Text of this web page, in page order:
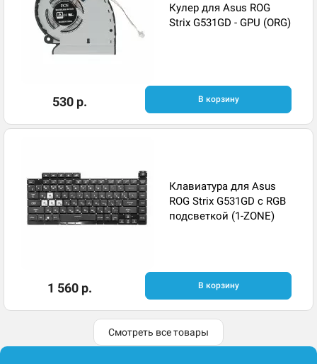
Кулер для Asus ROG
Strix G531GD - GPU (ORG)
530 р. В корзину
Клавиатура для Asus
ROG Strix G531GD с RGB
подсветкой (1-ZONE)
1 560 р. В корзину
Смотреть все товары